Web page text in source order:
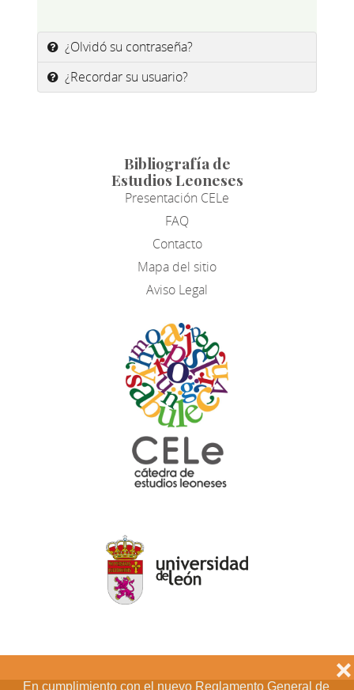
En cumplimiento con el nuevo Reglamento General de
❌
¿Olvidó su contraseña?
¿Recordar su usuario?
Bibliografía de
Estudios Leoneses
Presentación CELe
FAQ
Contacto
Mapa del sitio
Aviso Legal